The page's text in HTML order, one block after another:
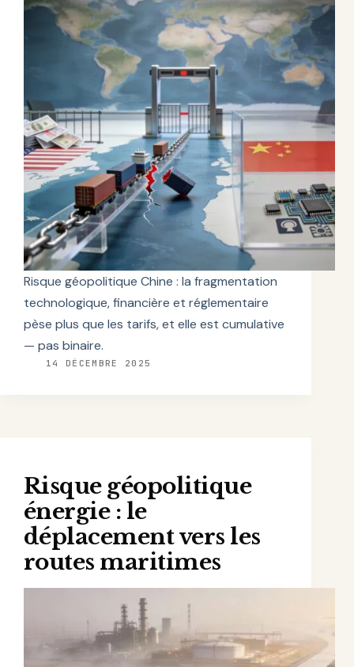
Risque géopolitique Chine : la fragmentation
technologique, financière et réglementaire
pèse plus que les tarifs, et elle est cumulative
— pas binaire.
14 DÉCEMBRE 2025
Risque géopolitique
énergie : le
déplacement vers les
routes maritimes